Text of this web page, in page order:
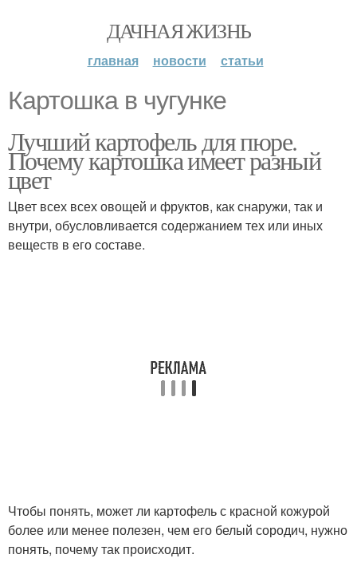
ДАЧНАЯ ЖИЗНЬ
главная новости статьи
Картошка в чугунке
Лучший картофель для пюре.
Почему картошка имеет разный
цвет
Цвет всех всех овощей и фруктов, как снаружи, так и
внутри, обусловливается содержанием тех или иных
веществ в его составе.
Чтобы понять, может ли картофель с красной кожурой
более или менее полезен, чем его белый сородич, нужно
понять, почему так происходит.